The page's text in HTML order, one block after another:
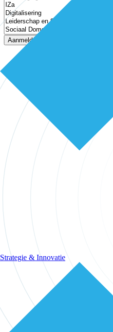
Strategie & Innovatie
Aanmelden